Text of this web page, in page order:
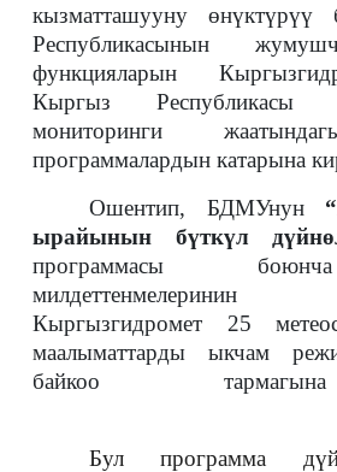
кызматташууну
Республикасынын
функцияларын
Кыргыз Республикасы
мониторинги
программалардын катарына
Ошентип, БДМУнун
ырайынын бүткүл
программасы
Кыргызгидромет 25
маалыматтарды ыкчам
байкоо
Бул программа